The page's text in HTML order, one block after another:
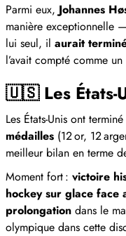
Parmi eux, Johannes
manière exceptionnelle
lui seul, il aurait
l’avait compté comme
🇺🇸 Les
Les États‑Unis ont terminé
médailles (12 or, 12
meilleur bilan en terme
Moment fort : victoire
hockey sur glace face
prolongation dans le
olympique dans cette